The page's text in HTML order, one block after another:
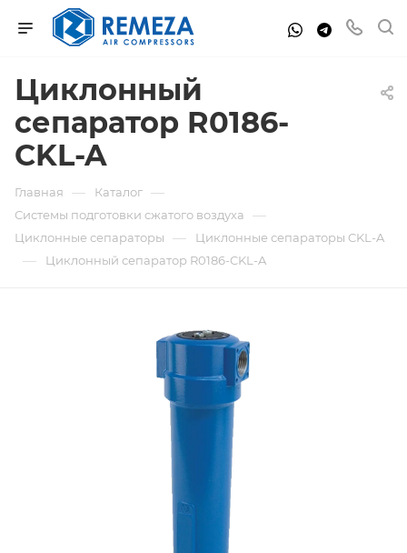
Циклонный
сепаратор R0186-
CKL-A
Главная — Каталог —
Системы подготовки сжатого воздуха —
Циклонные сепараторы — Циклонные сепараторы CKL-A
— Циклонный сепаратор R0186-CKL-A